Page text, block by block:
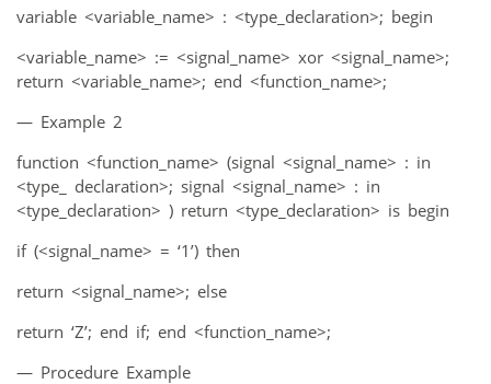
variable <variable_name> : <type_declaration>; begin
<variable_name> := <signal_name> xor <signal_name>;
return <variable_name>; end <function_name>;
— Example 2
function <function_name> (signal <signal_name> : in
<type_ declaration>; signal <signal_name> : in
<type_declaration> ) return <type_declaration> is begin
if (<signal_name> = ‘1’) then
return <signal_name>; else
return ‘Z’; end if; end <function_name>;
— Procedure Example